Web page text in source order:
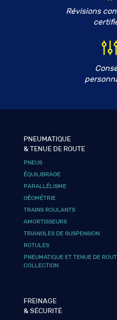
Révisions
PNEUMATIQUE
& TENUE DE ROUTE
PNEUS
ÉQUILIBRAGE
PARALLÉLISME
GÉOMÉTRIE
TRAINS ROULANTS
AMORTISSEURS
TRIANGLES DE SUSPENSION
ROTULES
PNEUMATIQUE ET TENUE DE
COLLECTION
FREINAGE
& SÉCURITÉ